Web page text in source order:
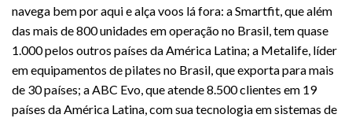
navega bem por aqui e alça voos lá fora: a Smartfit, que além
das mais de 800 unidades em operação no Brasil, tem quase
1.000 pelos outros países da América Latina; a Metalife, líder
em equipamentos de pilates no Brasil, que exporta para mais
de 30 países; a ABC Evo, que atende 8.500 clientes em 19
países da América Latina, com sua tecnologia em sistemas de